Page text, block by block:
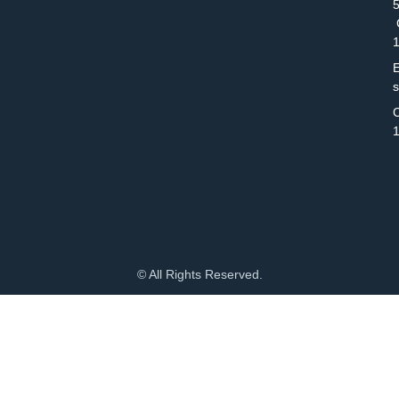
© All Rights Reserved.